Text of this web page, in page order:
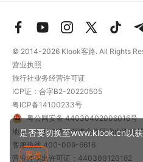
是否要切换至www.klook.cn以
更改
© 2014-2026 Klook客路. All Rights
营业执照
旅行社业务经营许可证
ICP证：合字B2-20220505
粤ICP备14100233号
粤公网安备 44030402006016号
地址：深圳市前海深港合作区南山街道
客服热线 400-009-6616
营业性演出许可证：440300120162